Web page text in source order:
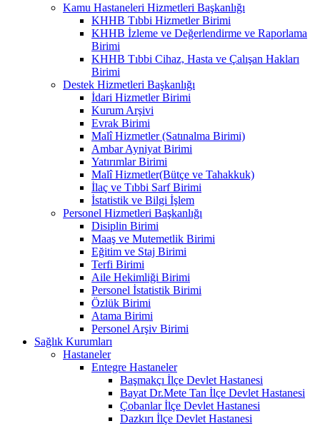
Kamu Hastaneleri Hizmetleri Başkanlığı
KHHB Tıbbi Hizmetler Birimi
KHHB İzleme ve Değerlendirme ve Raporlama
Birimi
KHHB Tıbbi Cihaz, Hasta ve Çalışan Hakları
Birimi
Destek Hizmetleri Başkanlığı
İdari Hizmetler Birimi
Kurum Arşivi
Evrak Birimi
Malî Hizmetler (Satınalma Birimi)
Ambar Ayniyat Birimi
Yatırımlar Birimi
Malî Hizmetler(Bütçe ve Tahakkuk)
İlaç ve Tıbbi Sarf Birimi
İstatistik ve Bilgi İşlem
Personel Hizmetleri Başkanlığı
Disiplin Birimi
Maaş ve Mutemetlik Birimi
Eğitim ve Staj Birimi
Terfi Birimi
Aile Hekimliği Birimi
Personel İstatistik Birimi
Özlük Birimi
Atama Birimi
Personel Arşiv Birimi
Sağlık Kurumları
Hastaneler
Entegre Hastaneler
Başmakçı İlçe Devlet Hastanesi
Bayat Dr.Mete Tan İlçe Devlet Hastanesi
Çobanlar İlçe Devlet Hastanesi
Dazkırı İlçe Devlet Hastanesi